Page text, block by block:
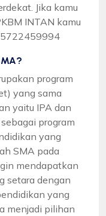
Jika kamu
INTAN kamu
program
yang sama
yaitu IPA dan
program
yang
SMA pada
mendapatkan
setara dengan
yang
menjadi pilihan